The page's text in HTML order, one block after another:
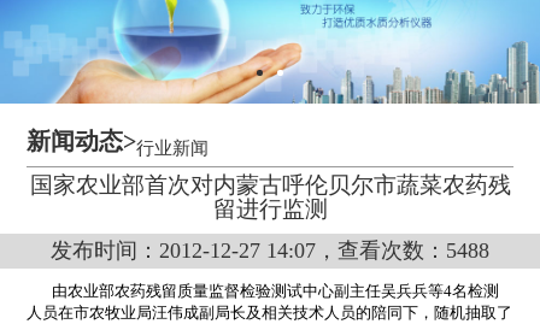
新闻动态>行业新闻
国家农业部首次对内蒙古呼伦贝尔市蔬菜农药残
留进行监测
发布时间：2012-12-27 14:07，查看次数：5488
由农业部农药残留质量监督检验测试中心副主任吴兵兵等4名检测
人员在市农牧业局汪伟成副局长及相关技术人员的陪同下，随机抽取了